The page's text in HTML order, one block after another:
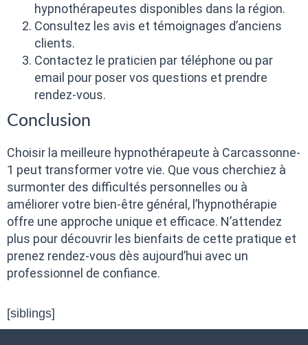
hypnothérapeutes disponibles dans la région.
Consultez les avis et témoignages d’anciens
clients.
Contactez le praticien par téléphone ou par
email pour poser vos questions et prendre
rendez-vous.
Conclusion
Choisir la meilleure hypnothérapeute à Carcassonne-
1 peut transformer votre vie. Que vous cherchiez à
surmonter des difficultés personnelles ou à
améliorer votre bien-être général, l’hypnothérapie
offre une approche unique et efficace. N’attendez
plus pour découvrir les bienfaits de cette pratique et
prenez rendez-vous dès aujourd’hui avec un
professionnel de confiance.
[siblings]